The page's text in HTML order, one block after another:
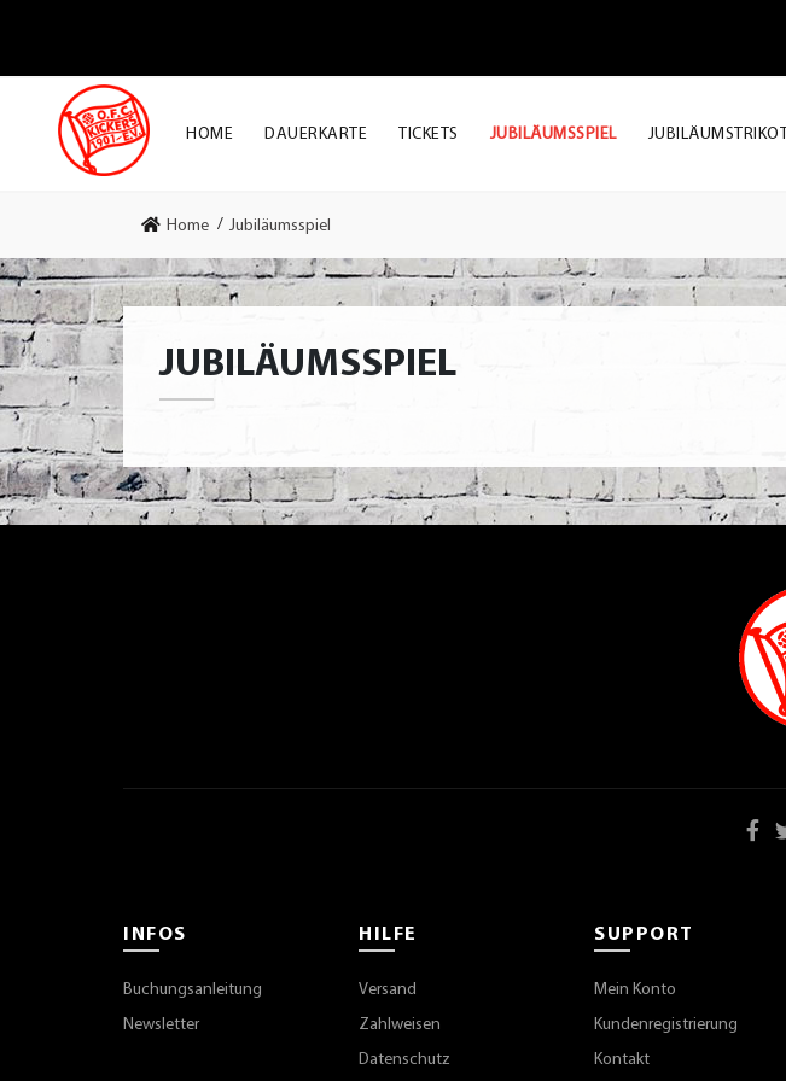
HOME DAUERKARTE TICKETS JUBILÄUMSSPIEL JUBILÄUMSTRIKOT
Home Jubiläumsspiel
JUBILÄUMSSPIEL
INFOS
Buchungsanleitung
Newsletter
HILFE
Versand
Zahlweisen
Datenschutz
SUPPORT
Mein Konto
Kundenregistrierung
Kontakt